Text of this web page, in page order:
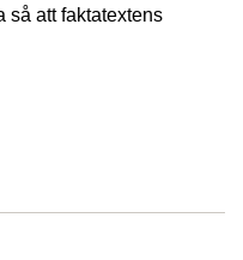
så att faktatextens